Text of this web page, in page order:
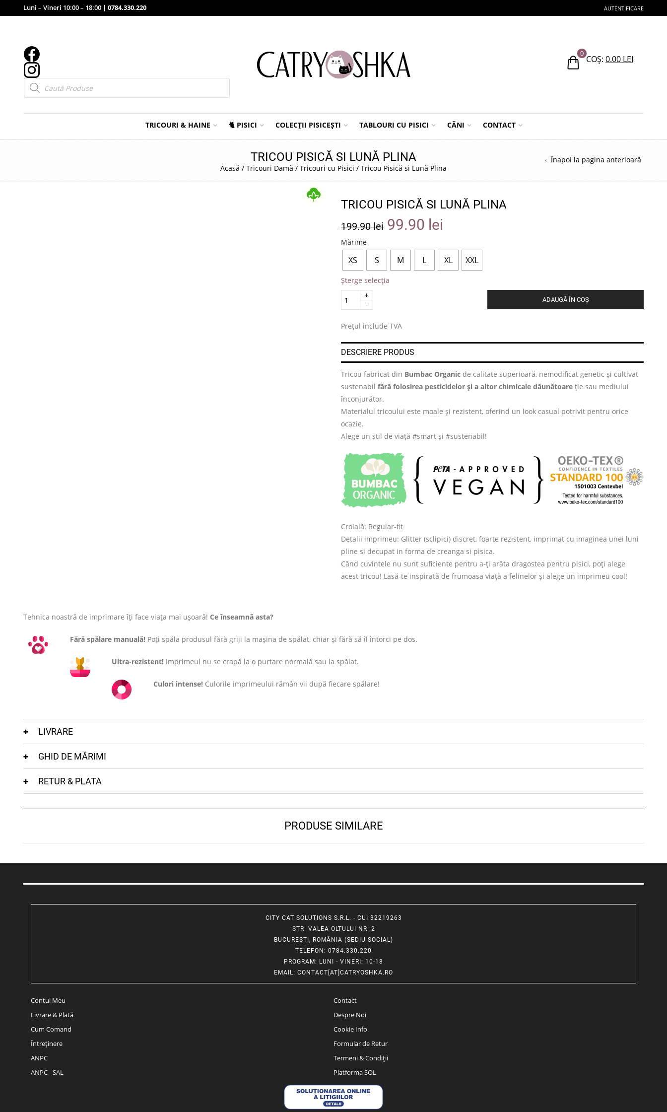
Luni – Vineri 10:00 – 18:00 | 0784.330.220 AUTENTIFICARE
Products
search
0
COȘ: 0.00 LEI
TRICOURI & HAINE 🐈 PISICI COLECȚII PISICEȘTI TABLOURI CU PISICI CĂNI CONTACT
TRICOU PISICĂ SI LUNĂ PLINA
Acasă / Tricouri Damă / Tricouri cu Pisici / Tricou Pisică si Lună Plina
Înapoi la pagina anterioară
TRICOU PISICĂ SI LUNĂ PLINA
199.90lei 99.90 lei
Mărime
XS S M L XL XXL
Șterge selecția
Quantity
ADAUGĂ ÎN COȘ
Prețul include TVA
DESCRIERE PRODUS
Tricou fabricat din Bumbac Organic de calitate superioară, nemodificat genetic și cultivat
sustenabil fără folosirea pesticidelor și a altor chimicale dăunătoare ție sau mediului
înconjurător.
Materialul tricoului este moale și rezistent, oferind un look casual potrivit pentru orice
ocazie.
Alege un stil de viață #smart și #sustenabil!
Croială: Regular-fit
Detalii imprimeu: Glitter (sclipici) discret, foarte rezistent, imprimat cu imaginea unei luni
pline si decupat in forma de creanga si pisica.
Când cuvintele nu sunt suficiente pentru a-ți arăta dragostea pentru pisici, poți alege
acest tricou! Lasă-te inspirată de frumoasa viață a felinelor și alege un imprimeu cool!
Tehnica noastră de imprimare îți face viața mai ușoară! Ce înseamnă asta?
Fără spălare manuală! Poți spăla produsul fără griji la mașina de spălat, chiar și fără să îl întorci pe dos.
Ultra-rezistent! Imprimeul nu se crapă la o purtare normală sau la spălat.
Culori intense! Culorile imprimeului rămân vii după fiecare spălare!
LIVRARE
GHID DE MĂRIMI
RETUR & PLATA
PRODUSE SIMILARE
CITY CAT SOLUTIONS S.R.L. - CUI:32219263
STR. VALEA OLTULUI NR. 2
BUCUREȘTI, ROMÂNIA (SEDIU SOCIAL)
TELEFON: 0784.330.220
PROGRAM: LUNI - VINERI: 10-18
EMAIL: CONTACT[AT]CATRYOSHKA.RO
Contul Meu
Livrare & Plată
Cum Comand
Întreținere
ANPC
ANPC - SAL
Contact
Despre Noi
Cookie Info
Formular de Retur
Termeni & Condiții
Platforma SOL